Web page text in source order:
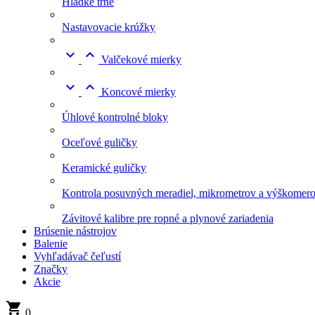
Nastavovacie krúžky
  Valčekové mierky
  Koncové mierky
Úhlové kontrolné bloky
Oceľové guličky
Keramické guličky
Kontrola posuvných meradiel, mikrometrov a
Závitové kalibre pre ropné a plynové zariadenia
Brúsenie nástrojov
Balenie
Vyhľadávač čeľustí
Značky
Akcie
 0